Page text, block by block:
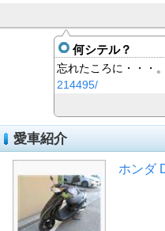
何シテル？
忘れたころに・・・。
214495/
愛車紹介
ホンダ